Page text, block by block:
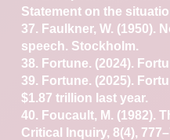
Statement on the
37. Faulkner, W. (1950).
speech. Stockholm.
38. Fortune. (2024).
39. Fortune. (2025).
$1.87 trillion last year.
40. Foucault, M. (1982).
Critical
Inquiry, 8(4),